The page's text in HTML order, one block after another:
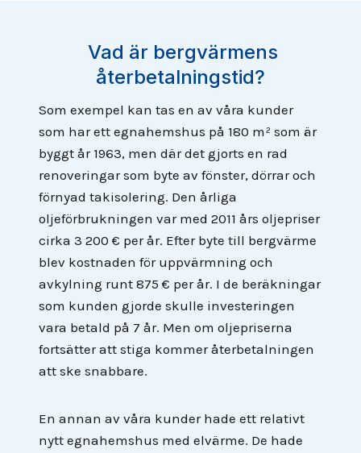
Vad är bergvärmens
återbetalningstid?
Som exempel kan tas en av våra kunder
som har ett egnahemshus på 180 m² som är
byggt år 1963, men där det gjorts en rad
renoveringar som byte av fönster, dörrar och
förnyad takisolering. Den årliga
oljeförbrukningen var med 2011 års oljepriser
cirka 3 200 € per år. Efter byte till bergvärme
blev kostnaden för uppvärmning och
avkylning runt 875 € per år. I de beräkningar
som kunden gjorde skulle investeringen
vara betald på 7 år. Men om oljepriserna
fortsätter att stiga kommer återbetalningen
att ske snabbare.
En annan av våra kunder hade ett relativt
nytt egnahemshus med elvärme. De hade